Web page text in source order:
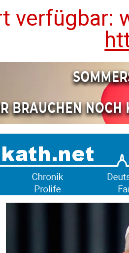
verfügbar: